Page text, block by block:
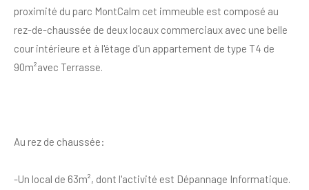
proximité du parc MontCalm cet immeuble est composé au
rez-de-chaussée de deux locaux commerciaux avec une belle
cour intérieure et à l'étage d'un appartement de type T4 de
90m²avec Terrasse.
Au rez de chaussée:
-Un local de 63m², dont l'activité est Dépannage Informatique.